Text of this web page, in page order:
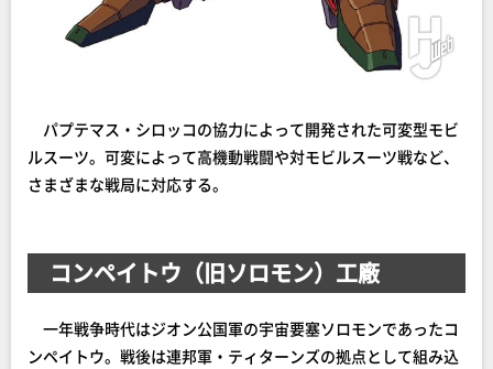
パプテマス・シロッコの協力によって開発された可変型モビ
ルスーツ。可変によって高機動戦闘や対モビルスーツ戦など、
さまざまな戦局に対応する。
コンペイトウ（旧ソロモン）工廠
一年戦争時代はジオン公国軍の宇宙要塞ソロモンであったコ
ンペイトウ。戦後は連邦軍・ティターンズの拠点として組み込